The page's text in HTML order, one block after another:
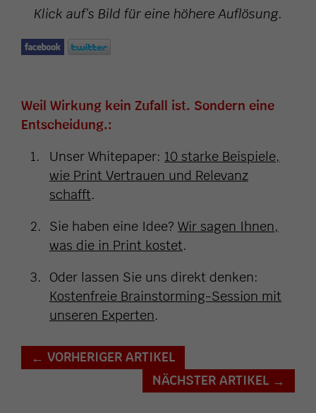
Klick auf’s Bild für eine höhere Auflösung.
Weil Wirkung kein Zufall ist. Sondern eine
Entscheidung.:
Unser Whitepaper: 10 starke Beispiele,
wie Print Vertrauen und Relevanz
schafft.
Sie haben eine Idee? Wir sagen Ihnen,
was die in Print kostet.
Oder lassen Sie uns direkt denken:
Kostenfreie Brainstorming-Session mit
unseren Experten.
← VORHERIGER ARTIKEL
NÄCHSTER ARTIKEL →